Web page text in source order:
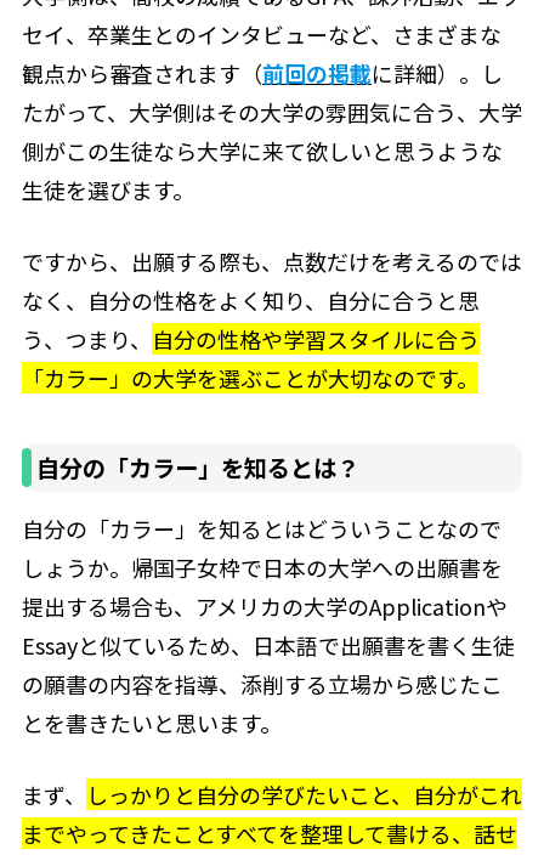
セイ、卒業生とのインタビューなど、さまざまな
観点から審査されます（前回の掲載に詳細）。し
たがって、大学側はその大学の雰囲気に合う、大学
側がこの生徒なら大学に来て欲しいと思うような
生徒を選びます。
ですから、出願する際も、点数だけを考えるのでは
なく、自分の性格をよく知り、自分に合うと思
う、つまり、
自分の性格や学習スタイルに合う
「カラー」の大学を選ぶことが大切なのです。
自分の「カラー」を知るとは？
自分の「カラー」を知るとはどういうことなので
しょうか。帰国子女枠で日本の大学への出願書を
提出する場合も、アメリカの大学のApplicationや
Essayと似ているため、日本語で出願書を書く生徒
の願書の内容を指導、添削する立場から感じたこ
とを書きたいと思います。
まず、
しっかりと自分の学びたいこと、自分がこれ
までやってきたことすべてを整理して書ける、話せ